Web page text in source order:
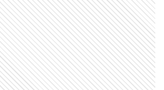
momento: el dolor de
el hijo de Ernestina País, al
el féretro de su madre